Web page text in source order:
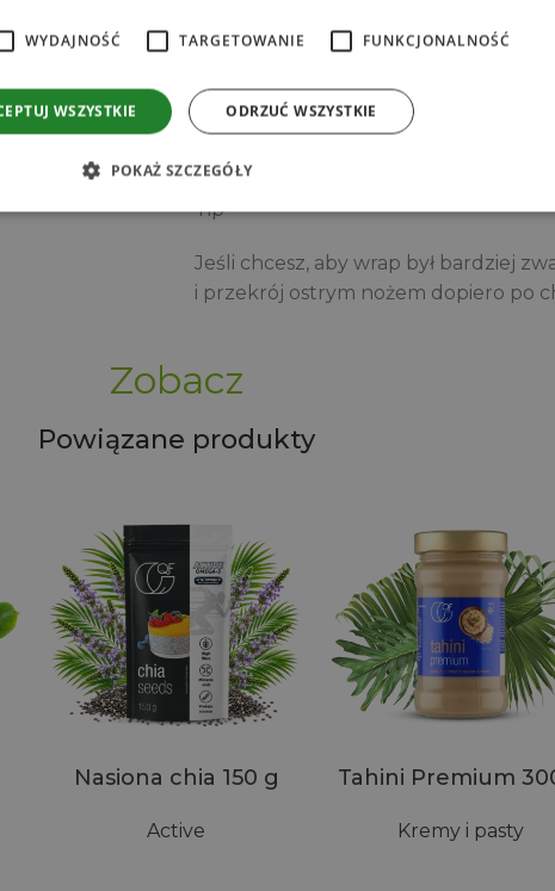
Na jednej ćwiartce każdego wrapa
awokado, na trzeciej rukolę i
pomidora.
Złóż ćwiartki jedną na drugą, tak
kanapka. Podawaj od razu lub
Tip
Jeśli chcesz, aby wrap był bardziej
i przekrój ostrym nożem dopiero po
Zobacz
Powiązane produkty
Nasiona chia 150 g
Active
Tahini Premium
Kremy i pasty
WYDAJNOŚĆ TARGETOWANIE FUNKCJONALNOŚĆ
WSZYSTKIE ODRZUĆ WSZYSTKIE
POKAŻ SZCZEGÓŁY